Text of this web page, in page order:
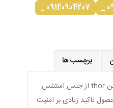
09120904207 _
برچسب ها
دستگاه سرخ کن برقی تک لگن thor از جنس استنلس
تاکید زیادی بر امنیت